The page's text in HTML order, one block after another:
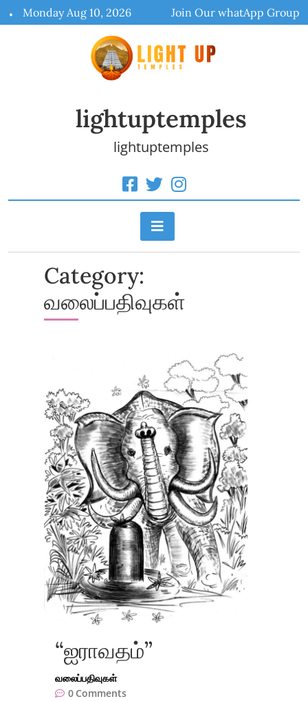
to
Monday Aug 10, 2026 Join Our whatApp Group
lightuptemples
lightuptemples
Category:
வலைப்பதிவுகள்
“ஐராவதம்”
வலைப்பதிவுகள்
0 Comments